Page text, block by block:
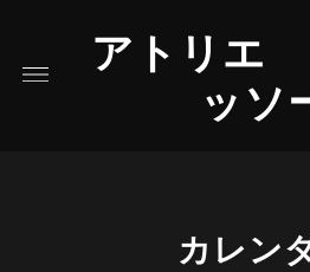
アトリエ
ッソ
カレン